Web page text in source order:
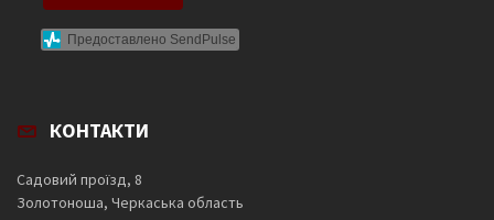
Предоставлено SendPulse
КОНТАКТИ
Садовий проїзд, 8
Золотоноша, Черкаська область